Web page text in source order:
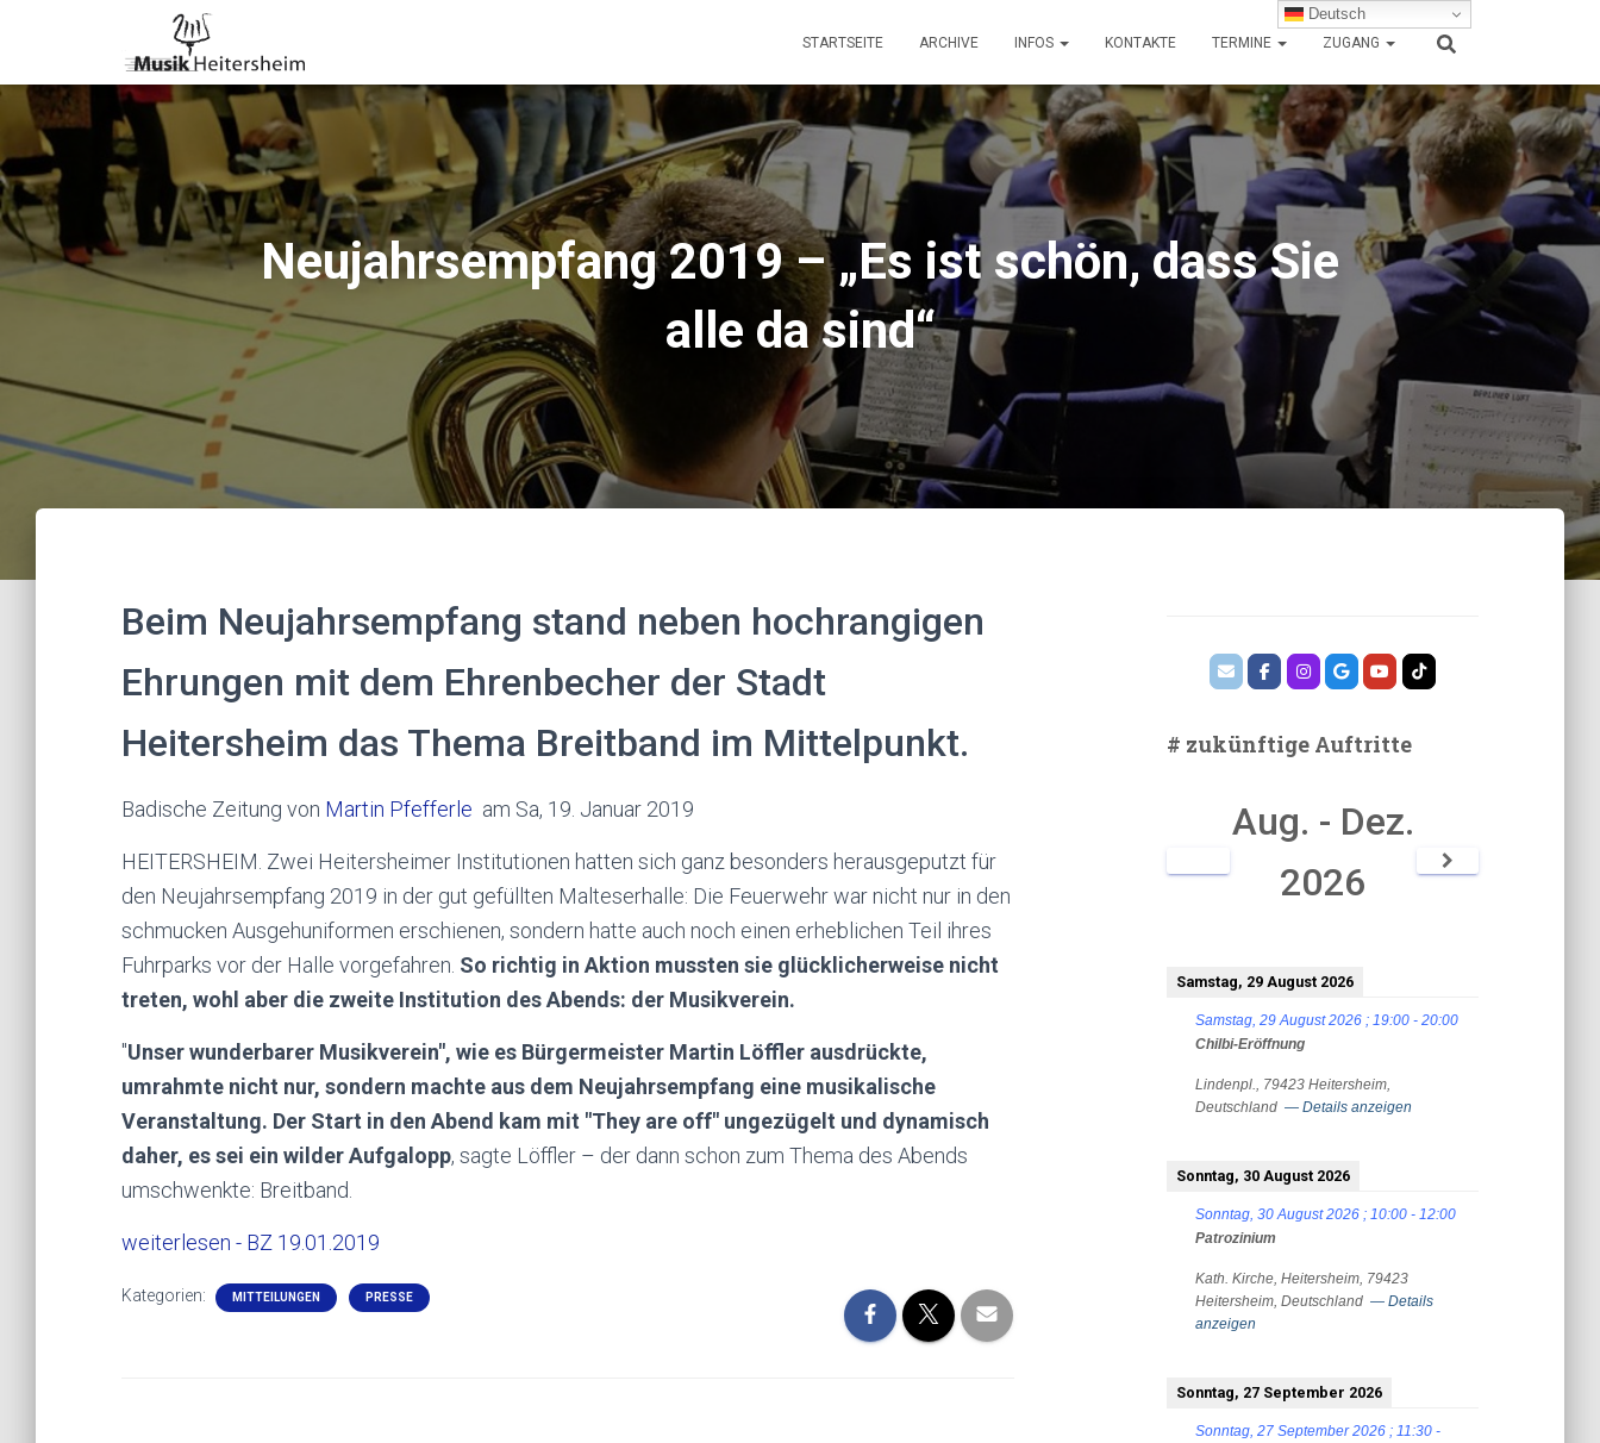
STARTSEITE ARCHIVE INFOS KONTAKTE TERMINE ZUGANG
Neujahrsempfang 2019 – „Es ist schön, dass Sie
alle da sind“
Beim Neujahrsempfang stand neben hochrangigen
Ehrungen mit dem Ehrenbecher der Stadt
Heitersheim das Thema Breitband im Mittelpunkt.
Badische Zeitung von Martin Pfefferle am Sa, 19. Januar 2019
HEITERSHEIM. Zwei Heitersheimer Institutionen hatten sich ganz besonders herausgeputzt für
den Neujahrsempfang 2019 in der gut gefüllten Malteserhalle: Die Feuerwehr war nicht nur in den
schmucken Ausgehuniformen erschienen, sondern hatte auch noch einen erheblichen Teil ihres
Fuhrparks vor der Halle vorgefahren. So richtig in Aktion mussten sie glücklicherweise nicht
treten, wohl aber die zweite Institution des Abends: der Musikverein.
"Unser wunderbarer Musikverein", wie es Bürgermeister Martin Löffler ausdrückte,
umrahmte nicht nur, sondern machte aus dem Neujahrsempfang eine musikalische
Veranstaltung. Der Start in den Abend kam mit "They are off" ungezügelt und dynamisch
daher, es sei ein wilder Aufgalopp, sagte Löffler – der dann schon zum Thema des Abends
umschwenkte: Breitband.
weiterlesen - BZ 19.01.2019
Kategorien: MITTEILUNGEN PRESSE
# zukünftige Auftritte
Aug. - Dez.
2026
Samstag, 29 August 2026
Samstag, 29 August 2026; 19:00- 20:00
Chilbi-Eröffnung
Lindenpl., 79423 Heitersheim,
Deutschland — Details anzeigen
Sonntag, 30 August 2026
Sonntag, 30 August 2026; 10:00- 12:00
Patrozinium
Kath. Kirche, Heitersheim, 79423
Heitersheim, Deutschland — Details
anzeigen
Sonntag, 27 September 2026
Sonntag, 27 September 2026; 11:30-
Deutsch